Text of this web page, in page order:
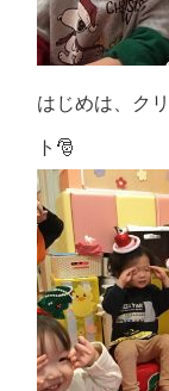
はじめは、ク
ト🎅